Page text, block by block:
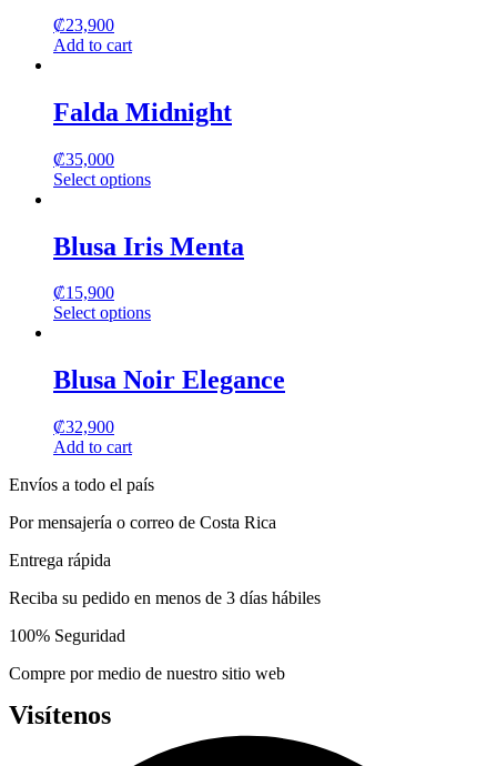
₡23,900
Add to cart
Falda Midnight
₡35,000
Select options
has
multiple
The
options
chosen
on
the
product
page
Blusa Iris Menta
₡15,900
Select options
has
multiple
The
options
be
chosen
on
the
product
page
Blusa Noir Elegance
₡32,900
Add to cart
Envíos a todo el país
Por mensajería o correo de Costa Rica
Entrega rápida
Reciba su pedido en menos de 3 días hábiles
100% Seguridad
Compre por medio de nuestro sitio web
Visítenos